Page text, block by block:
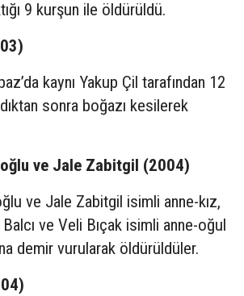
9 kurşun ile öldürüldü.
kaynı Yakup Çil tarafından 12
sonra boğazı kesilerek
ve Jale Zabitgil (2004)
ve Jale Zabitgil isimli anne-kız,
Balcı ve Veli Bıçak isimli anne-oğul
demir vurularak öldürüldüler.